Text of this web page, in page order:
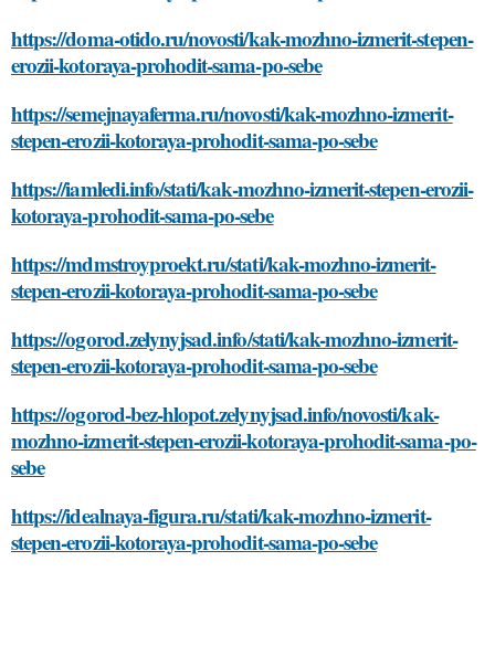
https://doma-otido.ru/novosti/kak-mozhno-izmerit-stepen-
erozii-kotoraya-prohodit-sama-po-sebe
https://semejnayaferma.ru/novosti/kak-mozhno-izmerit-
stepen-erozii-kotoraya-prohodit-sama-po-sebe
https://iamledi.info/stati/kak-mozhno-izmerit-stepen-erozii-
kotoraya-prohodit-sama-po-sebe
https://mdmstroyproekt.ru/stati/kak-mozhno-izmerit-
stepen-erozii-kotoraya-prohodit-sama-po-sebe
https://ogorod.zelynyjsad.info/stati/kak-mozhno-izmerit-
stepen-erozii-kotoraya-prohodit-sama-po-sebe
https://ogorod-bez-hlopot.zelynyjsad.info/novosti/kak-
mozhno-izmerit-stepen-erozii-kotoraya-prohodit-sama-po-
sebe
https://idealnaya-figura.ru/stati/kak-mozhno-izmerit-
stepen-erozii-kotoraya-prohodit-sama-po-sebe